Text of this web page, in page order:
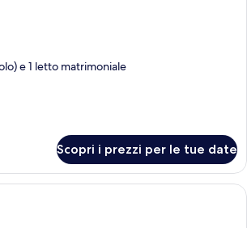
e 1 letto matrimoniale
Scopri i prezzi per le tue date